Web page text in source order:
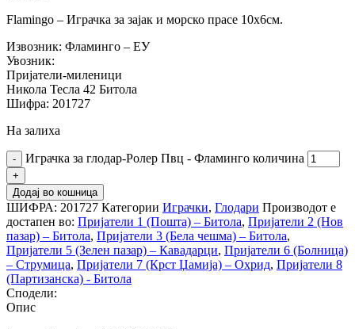
Flamingo – Играчка за зајак и морско прасе 10х6см.
Извозник: Фламинго – ЕУ
Увозник:
Пријатели-миленици
Никола Тесла 42 Битола
Шифра: 201727
На залиха
Играчка за глодар-Ролер Пвц - Фламинго количина
Додај во кошница
ШИФРА: 201727 Категории Играчки, Глодари Производот е
достапен во: Пријатели 1 (Пошта) – Битола, Пријатели 2 (Нов
пазар) – Битола, Пријатели 3 (Бела чешма) – Битола,
Пријатели 5 (Зелен пазар) – Кавадарци, Пријатели 6 (Болница)
– Струмица, Пријатели 7 (Крст Џамија) – Охрид, Пријатели 8
(Партизанска) - Битола
Сподели:
Опис